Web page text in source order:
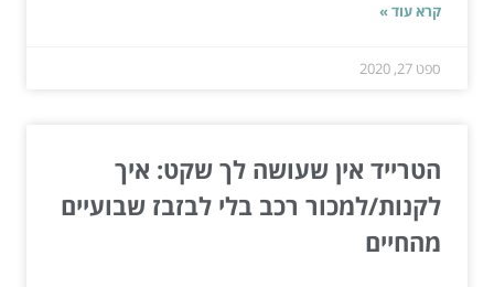
קרא עוד »
ספט 27, 2020
הטרייד אין שעושה לך שקט: איך
לקנות/למכור רכב בלי לבזבז שבועיים
מהחיים